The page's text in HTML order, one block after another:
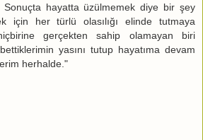
Sonuçta hayatta üzülmemek diye bir şey
için her türlü olasılığı elinde tutmaya
gerçekten sahip olamayan biri
yasını tutup hayatıma devam
herhalde."